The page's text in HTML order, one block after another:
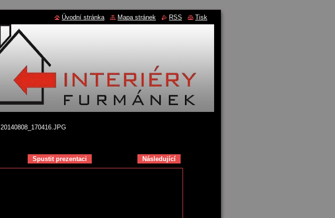
20140808_170416.JPG
Spustit prezentaci Následující
Úvodní stránka Mapa stránek RSS Tisk